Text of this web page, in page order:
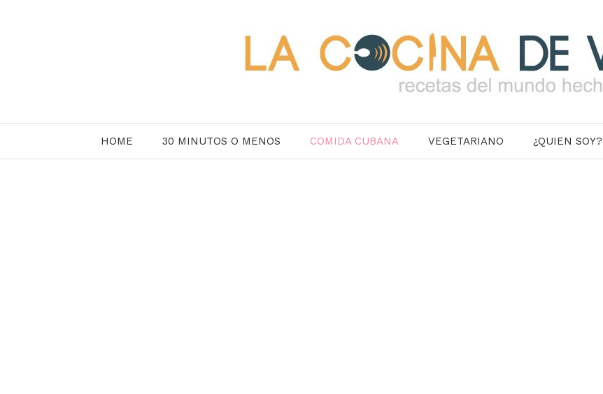
HOME 30 MINUTOS O MENOS COMIDA CUBANA VEGETARIANO ¿QUIEN SOY?